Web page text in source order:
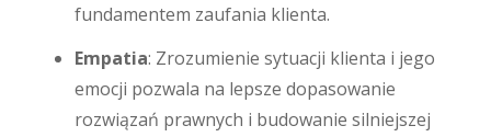
fundamentem zaufania klienta.
Empatia: Zrozumienie sytuacji klienta i jego
emocji pozwala na lepsze dopasowanie
rozwiązań prawnych i budowanie silniejszej